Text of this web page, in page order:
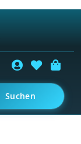
Suchen